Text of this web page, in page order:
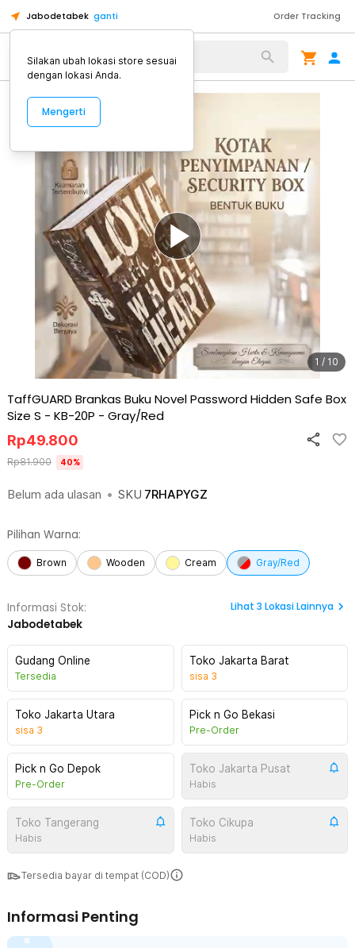
Jabodetabek ganti Order Tracking
Alat Kopi
1 / 10
TaffGUARD Brankas Buku Novel Password Hidden Safe Box
Size S - KB-20P - Gray/Red
Belum ada ulasan • SKU 7RHAPYGZ
Rp49.800
Rp81.900 40%
Pilihan Warna:
Brown Wooden Cream Gray/Red
Informasi Stok:
Jabodetabek
Lihat 3 Lokasi Lainnya
Gudang Online
Tersedia
Toko Jakarta Barat
sisa 3
Toko Jakarta Utara
sisa 3
Pick n Go Bekasi
Pre-Order
Pick n Go Depok
Pre-Order
Toko Jakarta Pusat
Habis
Toko Tangerang
Habis
Toko Cikupa
Habis
Tersedia bayar di tempat (COD)
Informasi Penting
Silakan ubah lokasi store sesuai
dengan lokasi Anda.
Mengerti